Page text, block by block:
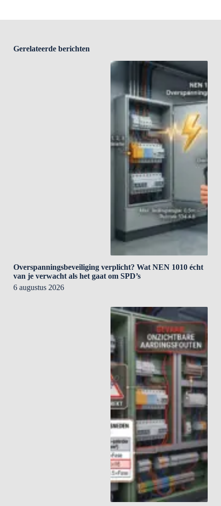
Gerelateerde berichten
Overspanningsbeveiliging verplicht? Wat NEN 1010 écht
van je verwacht als het gaat om SPD’s
6 augustus 2026